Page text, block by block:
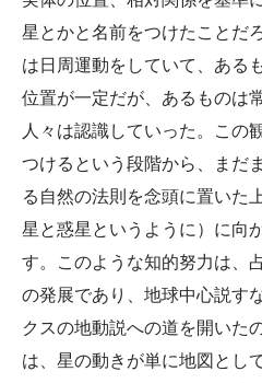
星とかと名前をつけたことだ
は日周運動をしていて、ある
位置が一定だが、あるものは
人々は認識していった。この
つけるという段階から、まだ
る自然の法則を念頭に置いた
星と惑星というように）に向
す。このような知的努力は、
の発展であり、地球中心説す
クスの地動説への道を開いた
は、星の動きが単に地図とし